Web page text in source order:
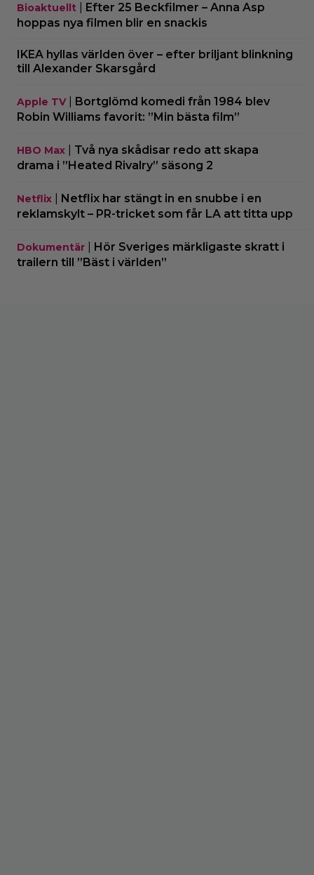
Bioaktuellt
Efter 25 Beckfilmer – Anna Asp
hoppas nya filmen blir en snackis
IKEA hyllas världen över – efter briljant blinkning
till Alexander Skarsgård
Apple TV|
Bortglömd komedi från 1984 blev
Robin Williams favorit: ”Min bästa film”
HBO Max
Två nya skådisar redo att skapa
drama i ”Heated Rivalry” säsong 2
Netflix
Netflix har stängt in en snubbe i en
reklamskylt – PR-tricket som får LA att titta upp
Dokumentär
Hör Sveriges märkligaste skratt i
trailern till ”Bäst i världen”